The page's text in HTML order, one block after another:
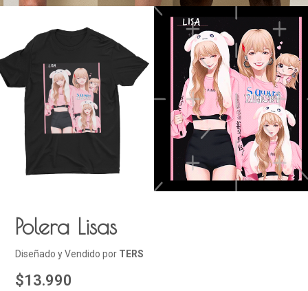
Polera Lisas
Diseñado y Vendido por TERS
$13.990